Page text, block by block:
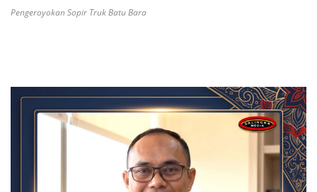
Kilometer
Pengeroyokan Sopir Truk Batu Bara